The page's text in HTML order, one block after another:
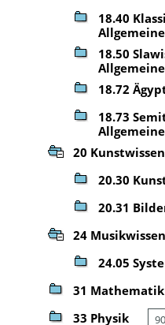
18.40
18.50
18.72
18.73
20
20.30
20.31
24
24.05
31 Mathematik
33 Physik